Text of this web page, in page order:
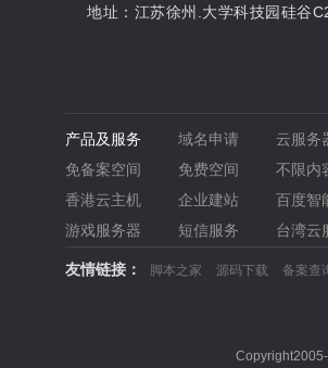
地址：江苏徐州.大学科技园硅谷
产品及服务 域名申请 云服务
免备案空间
免费空间 不限内
香港云主机
企业建站 百度智
游戏服务器
短信服务 台湾云
友情链接： 脚本之家 源码下载 备案查